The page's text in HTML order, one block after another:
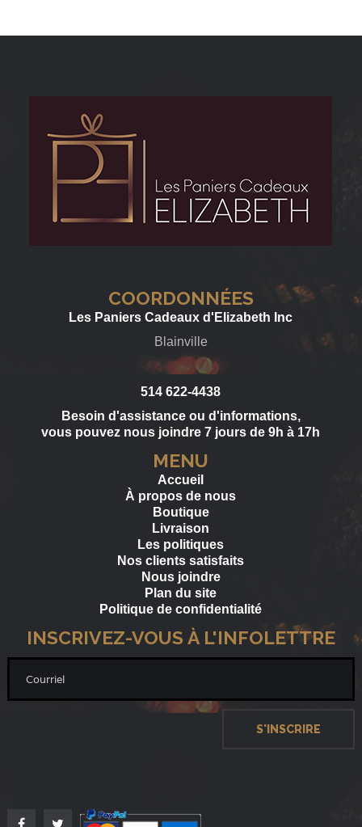
COORDONNÉES
Les Paniers Cadeaux d'Elizabeth Inc
Blainville
514 622-4438
Besoin d'assistance ou d'informations,
vous pouvez nous joindre 7 jours de 9h à 17h
MENU
Accueil
À propos de nous
Boutique
Livraison
Les politiques
Nos clients satisfaits
Nous joindre
Plan du site
Politique de confidentialité
INSCRIVEZ-VOUS À L'INFOLETTRE